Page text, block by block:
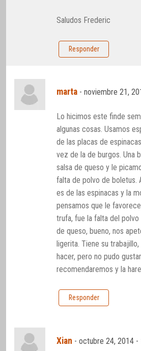
Saludos Frederic
Responder
marta -noviembre 21,
Lo hicimos este finde
algunas cosas. Usamos
de las placas de
vez de la de burgos. Una
salsa de queso y le
falta de polvo de boletus.
es de las espinacas y la
pensamos que le
trufa, fue la falta del
de queso, bueno, nos
ligerita. Tiene su
hacer, pero no pudo
recomendaremos y la
Responder
Xian -octubre 24, 2014 -